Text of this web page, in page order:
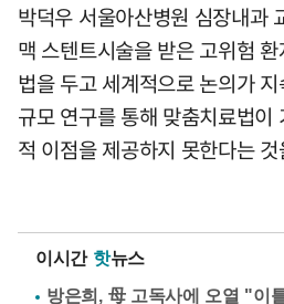
박덕우 서울아산병원 심장내과
맥 스텐트시술을 받은 고위험
법을 두고 세계적으로 논의가
규모 연구를 통해 맞춤치료법이
적 이점을 제공하지 못한다는
이시간 핫뉴스
방은희, 母 고독사에 오열 "이